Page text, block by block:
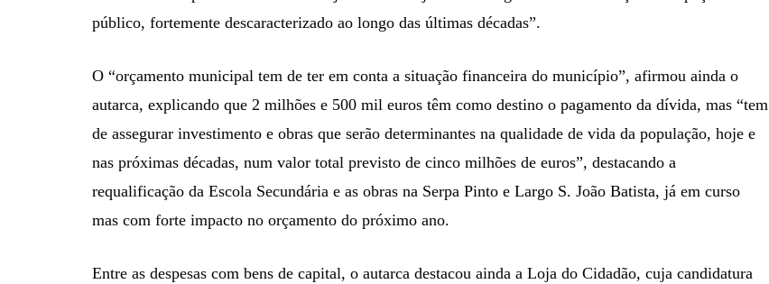
público, fortemente descaracterizado ao longo das últimas décadas”.
O “orçamento municipal tem de ter em conta a situação financeira do município”, afirmou ainda o
autarca, explicando que 2 milhões e 500 mil euros têm como destino o pagamento da dívida, mas “tem
de assegurar investimento e obras que serão determinantes na qualidade de vida da população, hoje e
nas próximas décadas, num valor total previsto de cinco milhões de euros”, destacando a
requalificação da Escola Secundária e as obras na Serpa Pinto e Largo S. João Batista, já em curso
mas com forte impacto no orçamento do próximo ano.
Entre as despesas com bens de capital, o autarca destacou ainda a Loja do Cidadão, cuja candidatura